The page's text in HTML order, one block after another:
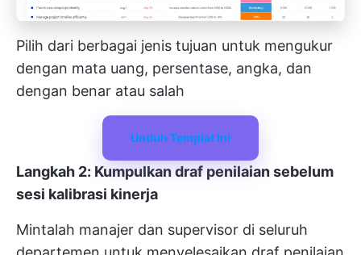
Pilih dari berbagai jenis tujuan untuk mengukur
dengan mata uang, persentase, angka, dan
dengan benar atau salah
Unduh Templat Ini
Langkah 2: Kumpulkan draf penilaian sebelum
sesi kalibrasi kinerja
Mintalah manajer dan supervisor di seluruh